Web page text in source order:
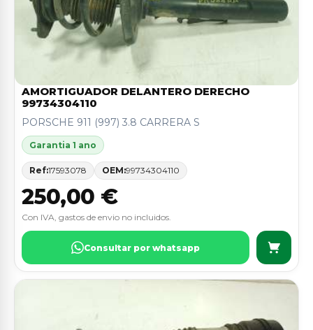
AMORTIGUADOR DELANTERO DERECHO
99734304110
PORSCHE 911 (997) 3.8 CARRERA S
Garantia 1 ano
Ref:17593078 OEM:99734304110
250,00 €
Con IVA, gastos de envio no incluidos.
Consultar por whatsapp